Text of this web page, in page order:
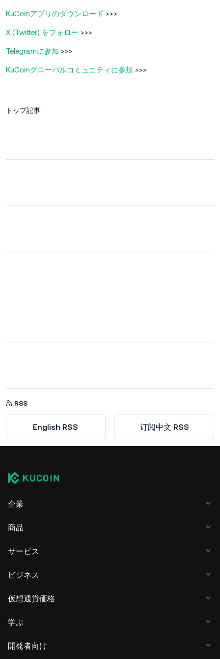
KuCoinアプリのダウンロード >>>
X (Twitter) をフォロー >>>
Telegramに参加 >>>
KuCoinグローバルコミュニティに参加 >>>
トップ記事
RSS
English RSS 订阅中文 RSS
企業
商品
サービス
ビジネス
仮想通貨価格
学ぶ
開発者向け